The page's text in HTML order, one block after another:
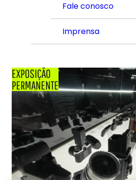
Fale conosco
Imprensa
EXPOSIÇÃO
PERMANENTE